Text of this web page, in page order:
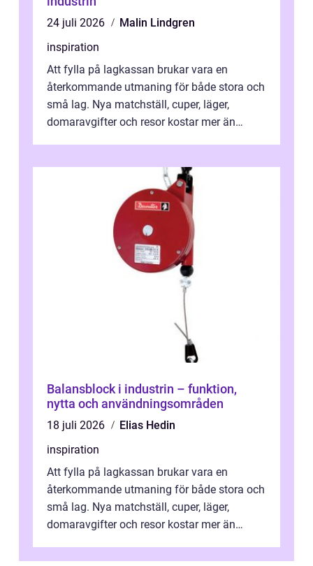
24 juli 2026
Malin Lindgren
inspiration
Att fylla på lagkassan brukar vara en
återkommande utmaning för både stora och
små lag. Nya matchställ, cuper, läger,
domaravgifter och resor kostar mer än
Balansblock i industrin – funktion,
nytta och användningsområden
18 juli 2026
Elias Hedin
inspiration
Att fylla på lagkassan brukar vara en
återkommande utmaning för både stora och
små lag. Nya matchställ, cuper, läger,
domaravgifter och resor kostar mer än
behöver...